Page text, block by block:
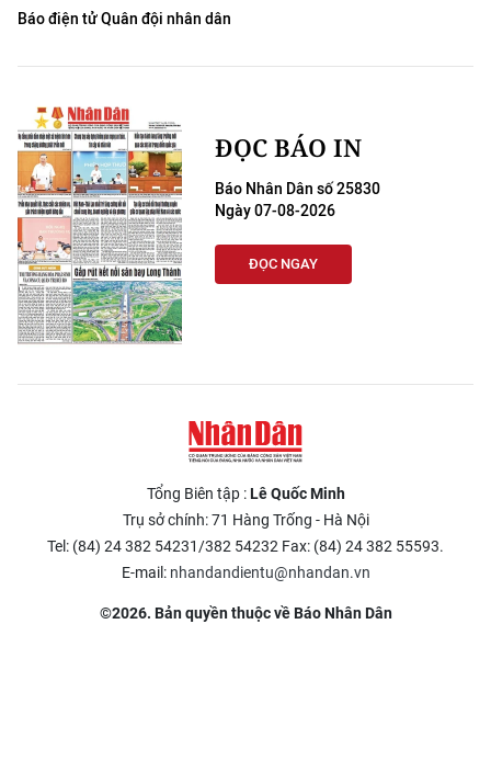
Báo điện tử Quân đội nhân dân
ĐỌC BÁO IN
Báo Nhân Dân số 25830
Ngày 07-08-2026
ĐỌC NGAY
Tổng Biên tập :Lê Quốc Minh
Trụ sở chính: 71 Hàng Trống - Hà Nội
Tel: (84) 24 382 54231/382 54232 Fax: (84) 24 382 55593.
E-mail: nhandandientu@nhandan.vn
©2026. Bản quyền thuộc về Báo Nhân Dân